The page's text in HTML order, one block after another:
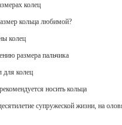
колец
кольца любимой?
колец
размера пальчика
для колец
носить кольца
супружеской жизни, на